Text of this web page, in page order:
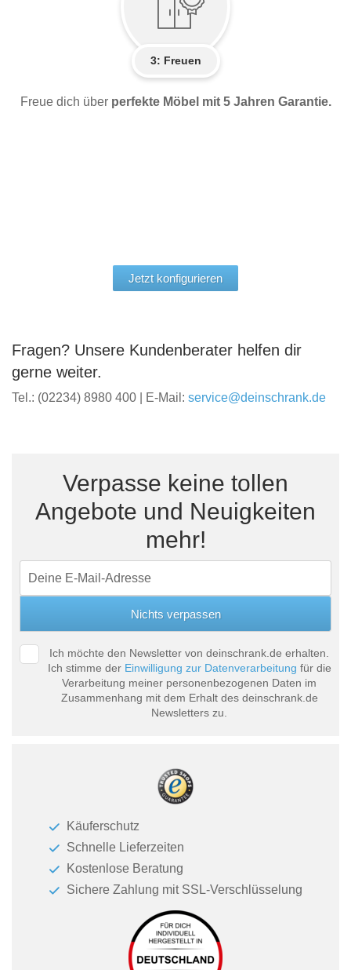
3: Freuen
Freue dich über perfekte Möbel mit 5 Jahren Garantie.
Jetzt konfigurieren
Fragen? Unsere Kundenberater helfen dir
gerne weiter.
Tel.: (02234) 8980 400 | E-Mail: service@deinschrank.de
Verpasse keine tollen
Angebote und Neuigkeiten
mehr!
Ich möchte den Newsletter von deinschrank.de erhalten.
Ich stimme der Einwilligung zur Datenverarbeitung für die
Verarbeitung meiner personenbezogenen Daten im
Zusammenhang mit dem Erhalt des deinschrank.de
Newsletters zu.
Käuferschutz
Schnelle Lieferzeiten
Kostenlose Beratung
Sichere Zahlung mit SSL-Verschlüsselung